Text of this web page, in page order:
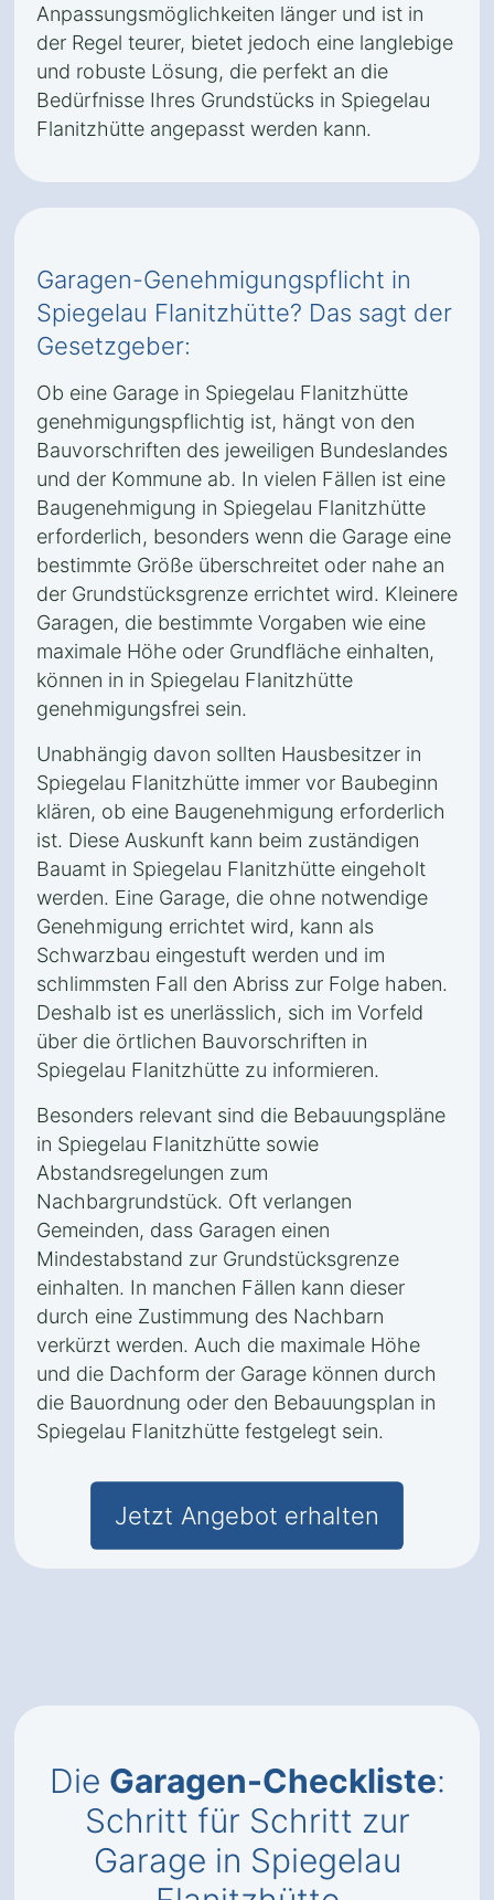
Anpassungsmöglichkeiten länger und ist in
der Regel teurer, bietet jedoch eine langlebige
und robuste Lösung, die perfekt an die
Bedürfnisse Ihres Grundstücks in Spiegelau
Flanitzhütte angepasst werden kann.
Garagen-Genehmigungspflicht in
Spiegelau Flanitzhütte? Das sagt der
Gesetzgeber:
Ob eine Garage in Spiegelau Flanitzhütte
genehmigungspflichtig ist, hängt von den
Bauvorschriften des jeweiligen Bundeslandes
und der Kommune ab. In vielen Fällen ist eine
Baugenehmigung in Spiegelau Flanitzhütte
erforderlich, besonders wenn die Garage eine
bestimmte Größe überschreitet oder nahe an
der Grundstücksgrenze errichtet wird. Kleinere
Garagen, die bestimmte Vorgaben wie eine
maximale Höhe oder Grundfläche einhalten,
können in in Spiegelau Flanitzhütte
genehmigungsfrei sein.
Unabhängig davon sollten Hausbesitzer in
Spiegelau Flanitzhütte immer vor Baubeginn
klären, ob eine Baugenehmigung erforderlich
ist. Diese Auskunft kann beim zuständigen
Bauamt in Spiegelau Flanitzhütte eingeholt
werden. Eine Garage, die ohne notwendige
Genehmigung errichtet wird, kann als
Schwarzbau eingestuft werden und im
schlimmsten Fall den Abriss zur Folge haben.
Deshalb ist es unerlässlich, sich im Vorfeld
über die örtlichen Bauvorschriften in
Spiegelau Flanitzhütte zu informieren.
Besonders relevant sind die Bebauungspläne
in Spiegelau Flanitzhütte sowie
Abstandsregelungen zum
Nachbargrundstück. Oft verlangen
Gemeinden, dass Garagen einen
Mindestabstand zur Grundstücksgrenze
einhalten. In manchen Fällen kann dieser
durch eine Zustimmung des Nachbarn
verkürzt werden. Auch die maximale Höhe
und die Dachform der Garage können durch
die Bauordnung oder den Bebauungsplan in
Spiegelau Flanitzhütte festgelegt sein.
Jetzt Angebot erhalten
Die Garagen-Checkliste:
Schritt für Schritt zur
Garage in Spiegelau